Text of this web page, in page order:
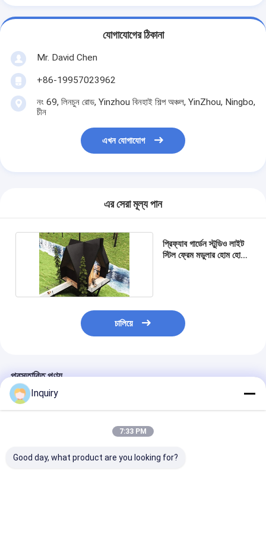
যোগাযোগের ঠিকানা
Mr. David Chen
+86-19957023962
নং 69, লিনচুন রোড, Yinzhou বিনহাই শিল্প অঞ্চল, YinZhou, Ningbo,
চীন
এখন যোগাযোগ
এর সেরা মূল্য পান
প্রিফ্যাব গার্ডেন স্টুডিও লাইট
স্টিল ফ্রেম মডুলার হোম হোম
চালিয়ে
প্রস্তাবিত পণ্য
Inquiry
7:33 PM
Good day, what product are you looking for?